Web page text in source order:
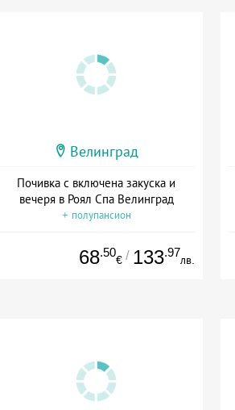
Велинград
Почивка с включена закуска и
вечеря в Роял Спа Велинград
+ полупансион
68.50
€ / 133.97
лв.